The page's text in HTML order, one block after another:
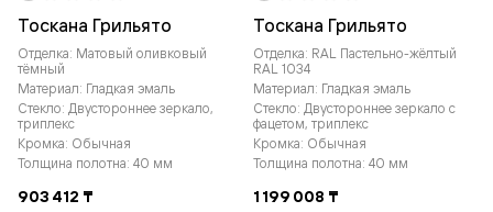
Тоскана Грильято
Отделка: Матовый оливковый
тёмный
Материал: Гладкая эмаль
Стекло: Двустороннее зеркало,
триплекс
Кромка: Обычная
Толщина полотна: 40 мм
903 412 ₸
Тоскана Грильято
Отделка: RAL Пастельно-жёлтый
RAL 1034
Материал: Гладкая эмаль
Стекло: Двустороннее зеркало с
фацетом, триплекс
Кромка: Обычная
Толщина полотна: 40 мм
1 199 008 ₸